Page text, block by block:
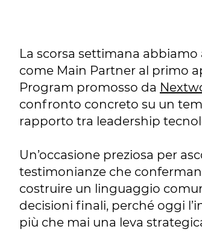
La scorsa settimana
come Main Partner al primo
Program promosso da
confronto concreto su un
rapporto tra leadership
Un’occasione preziosa per
testimonianze che
costruire un linguaggio
decisioni finali, perché oggi
più che mai una leva